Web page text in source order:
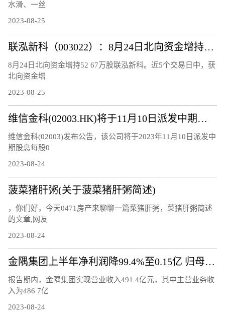
水滑、一丝
2023-08-25
联泓新科（003022）：8月24日北向资金增持52.67万股
8月24日北向资金增持52 67万股联泓新科。近5个交易日中，获
北向资金增
2023-08-25
维信金科(02003.HK)将于11月10日派发中期股息每股0.15港元
维信金科(02003)发布公告，该公司将于2023年11月10日派发中
期股息每股0
2023-08-24
菠菜猪肝粥(关于菠菜猪肝粥简述)
，你们好，今天0471房产来聊聊一篇菜猪肝粥，菜猪肝粥简述
的文章,网友
2023-08-24
金隅集团上半年净利润降99.4%至0.15亿 归母净利润降77.7%
报告期内，金隅集团实现营业收入491 4亿元，其中主营业务收
入为486 7亿
2023-08-24